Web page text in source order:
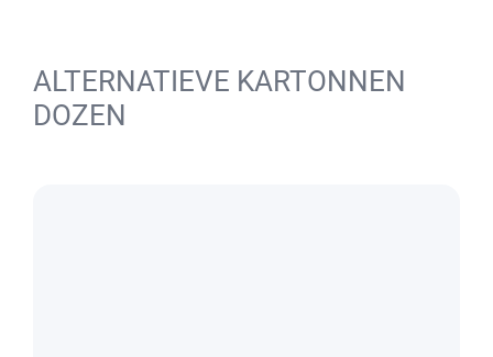
ALTERNATIEVE KARTONNEN
DOZEN